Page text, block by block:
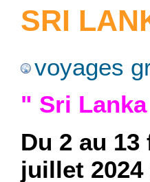
SRI
voyages
" Sri
Du 2 au 13
juillet